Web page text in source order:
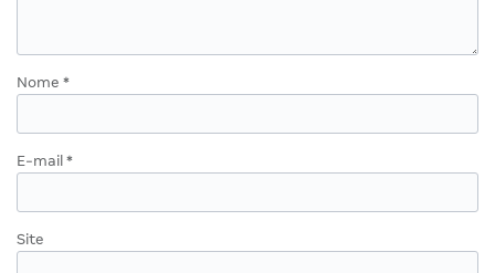
Nome *
E-mail *
Site